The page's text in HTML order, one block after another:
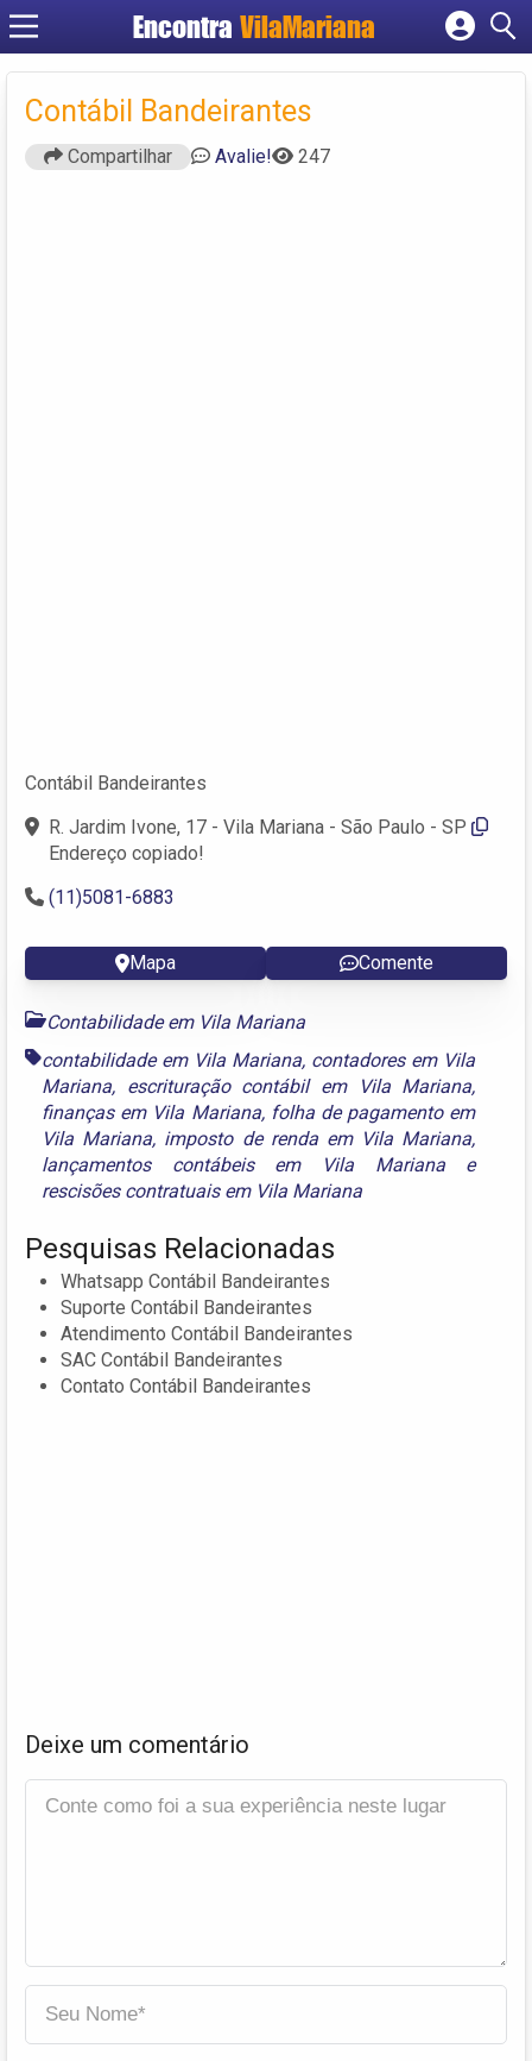
EncontraVilaMariana
Cadastrar empresa
Criar conta
Contábil Bandeirantes
Compartilhar Avalie! 247
Contábil Bandeirantes
R. Jardim Ivone, 17 - Vila Mariana - São Paulo - SP
Endereço copiado!
(11)5081-6883
Mapa Comente
Contabilidade em Vila Mariana
contabilidade em Vila Mariana, contadores em Vila
Mariana, escrituração contábil em Vila Mariana,
finanças em Vila Mariana, folha de pagamento em
Vila Mariana, imposto de renda em Vila Mariana,
lançamentos contábeis em Vila Marianae
rescisões contratuais em Vila Mariana
Pesquisas Relacionadas
Whatsapp Contábil Bandeirantes
Suporte Contábil Bandeirantes
Atendimento Contábil Bandeirantes
SAC Contábil Bandeirantes
Contato Contábil Bandeirantes
Deixe um comentário